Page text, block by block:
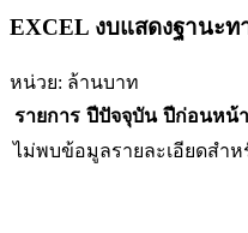
EXCEL งบแสดงฐานะท
หน่วย: ล้านบาท
รายการ ปีปัจจุบัน ปีก่อนหน้า
ไม่พบข้อมูลรายละเอียดสำ